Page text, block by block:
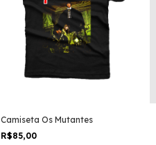
Camiseta Os Mutantes
R$85,00